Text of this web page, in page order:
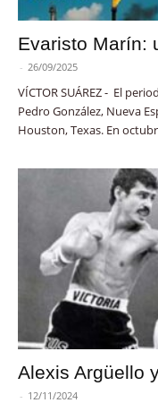
Evaristo Marín:
- 26/09/2025
VÍCTOR SUÁREZ - El
Pedro González, Nueva
Houston, Texas. En
Alexis Argüello
- 12/11/2024